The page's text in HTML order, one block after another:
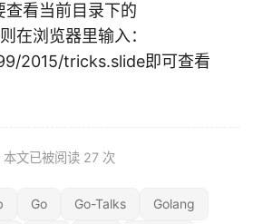
看当前目录下的
在浏览器里输入：
2015/tricks.slide即可查看
本文已被阅读 27次
Go Go-Talks Golang